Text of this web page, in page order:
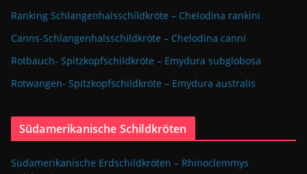
Ranking Schlangenhalsschildkröte – Chelodina rankini
Canns-Schlangenhalsschildkröte – Chelodina canni
Rotbauch- Spitzkopfschildkröte – Emydura subglobosa
Rotwangen- Spitzkopfschildkröte – Emydura australis
Südamerikanische Schildkröten
Südamerikanische Erdschildkröten – Rhinoclemmys